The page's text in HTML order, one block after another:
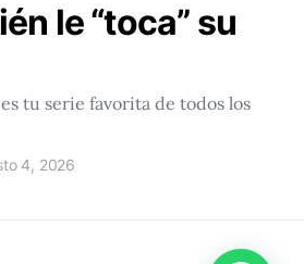
le “toca” su
tu serie favorita de todos los
4, 2026